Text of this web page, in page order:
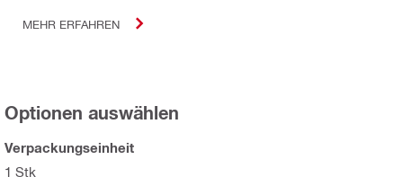
MEHR ERFAHREN
Optionen auswählen
Verpackungseinheit
1 Stk